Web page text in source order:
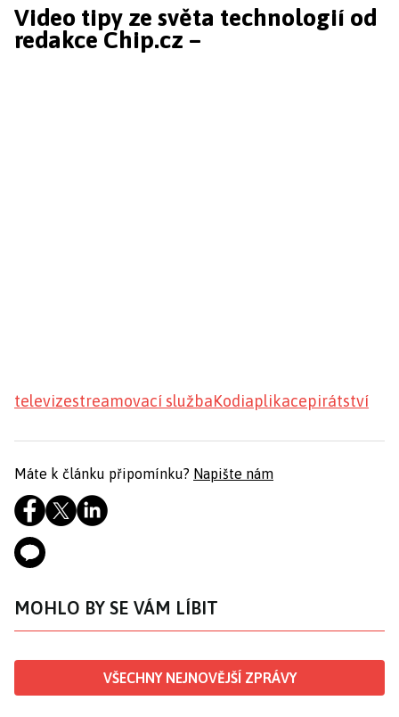
Video tipy ze světa technologií od
redakce Chip.cz –
televizestreamovací službaKodiaplikacepirátství
Máte k článku připomínku? Napište nám
MOHLO BY SE VÁM LÍBIT
VŠECHNY NEJNOVĚJŠÍ ZPRÁVY